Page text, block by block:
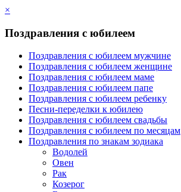
×
Поздравления с юбилеем
Поздравления с юбилеем мужчине
Поздравления с юбилеем женщине
Поздравления с юбилеем маме
Поздравления с юбилеем папе
Поздравления с юбилеем ребенку
Песни-переделки к юбилею
Поздравления с юбилеем свадьбы
Поздравления с юбилеем по месяцам
Поздравления по знакам зодиака
Водолей
Овен
Рак
Козерог